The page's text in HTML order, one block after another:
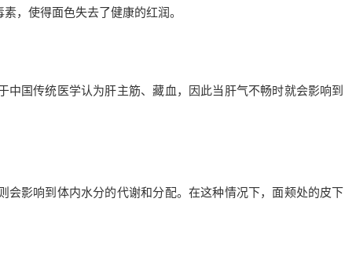
，使得面色失去了健康的红润。
国传统医学认为肝主筋、藏血，因此当肝气不畅时就会影响到
影响到体内水分的代谢和分配。在这种情况下，面颊处的皮下